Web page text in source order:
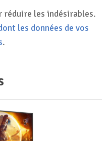
les indésirables.
les données de vos
.